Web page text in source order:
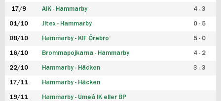
17/9 AIK - Hammarby 4 - 3
01/10 Jitex - Hammarby 0 - 5
08/10 Hammarby - KIF Örebro 5 - 0
16/10 Brommapojkarna - Hammarby 4 - 2
22/10 Hammarby - Häcken 3 - 3
17/11 Hammarby - Häcken
19/11 Hammarby - Umeå IK eller BP